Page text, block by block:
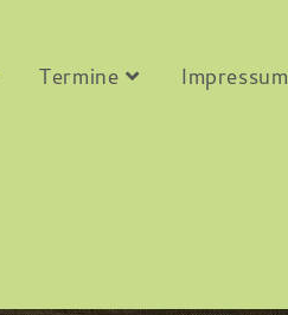
Termine Impressum